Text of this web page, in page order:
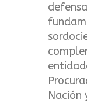
Nación